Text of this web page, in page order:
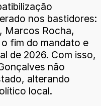
nos bastidores:
Marcos Rocha,
fim do mandato e
de 2026. Com isso,
não
alterando
local.